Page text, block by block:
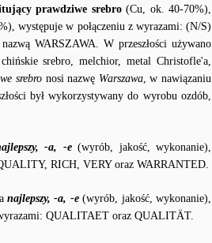
prawdziwe srebro(Cu, ok. 40-70%),
występuje w połączeniu z wyrazami: (N/S)
WARSZAWA. W przeszłości używano
srebro, melchior, metal Christofle'a,
srebronosi nazwę Warszawa, w nawiązaniu
był wykorzystywany do wyrobu ozdób,
-a, -e(wyrób, jakość, wykonanie),
RICH, VERY oraz WARRANTED.
najlepszy, -a, -e(wyrób, jakość, wykonanie),
wyrazami: QUALITAET oraz QUALITÄT.